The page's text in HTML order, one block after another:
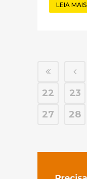
LEIA MAIS
22
23
27
28